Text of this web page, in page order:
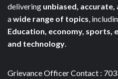
delivering unbiased, accurate,
awide range of topics,
Education, economy, sports,
and technology.
Grievance Officer Contact :